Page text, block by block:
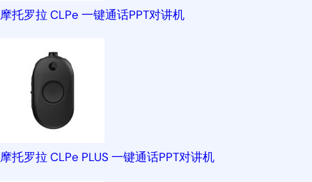
摩托罗拉 CLPe 一键通话PPT对讲机
摩托罗拉 CLPe PLUS 一键通话PPT对讲机